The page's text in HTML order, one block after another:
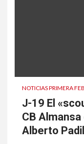
NOTICIAS PRIMERA FEB
J-19 El
CB
Alberto